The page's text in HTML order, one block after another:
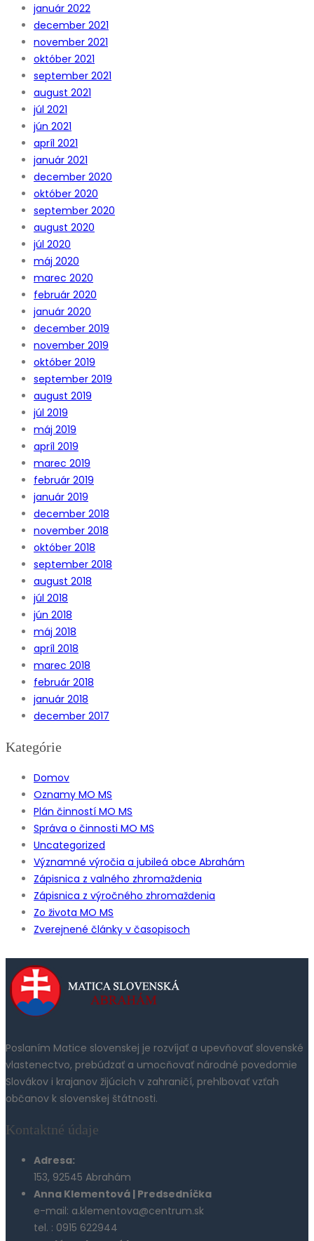
január 2022
december 2021
november 2021
október 2021
september 2021
august 2021
júl 2021
jún 2021
apríl 2021
január 2021
december 2020
október 2020
september 2020
august 2020
júl 2020
máj 2020
marec 2020
február 2020
január 2020
december 2019
november 2019
október 2019
september 2019
august 2019
júl 2019
máj 2019
apríl 2019
marec 2019
február 2019
január 2019
december 2018
november 2018
október 2018
september 2018
august 2018
júl 2018
jún 2018
máj 2018
apríl 2018
marec 2018
február 2018
január 2018
december 2017
Kategórie
Domov
Oznamy MO MS
Plán činností MO MS
Správa o činnosti MO MS
Uncategorized
Významné výročia a jubileá obce Abrahám
Zápisnica z valného zhromaždenia
Zápisnica z výročného zhromaždenia
Zo života MO MS
Zverejnené články v časopisoch
Poslaním Matice slovenskej je rozvíjať a upevňovať slovenské
vlastenectvo, prebúdzať a umocňovať národné povedomie
Slovákov i krajanov žijúcich v zahraničí, prehlbovať vzťah
občanov k slovenskej štátnosti.
Kontaktné údaje
Adresa:
153, 92545 Abrahám
Anna Klementová | Predsedníčka
e-mail: a.klementova@centrum.sk
tel. : 0915 622944